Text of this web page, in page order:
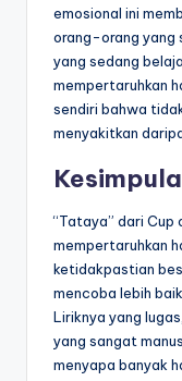
emosional ini
orang-orang yang
yang sedang
mempertaruhkan
sendiri bahwa
menyakitkan
“Tataya” dari Cup
mempertaruhkan
ketidakpastian
mencoba lebih
Liriknya yang
yang sangat
menyapa banyak